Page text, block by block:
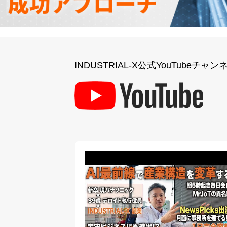
INDUSTRIAL-X公式YouTubeチャン